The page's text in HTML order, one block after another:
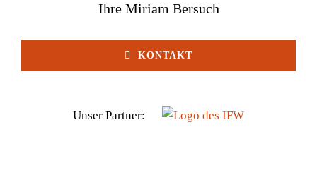
Ihre Miriam Bersuch
KONTAKT
Unser Partner: